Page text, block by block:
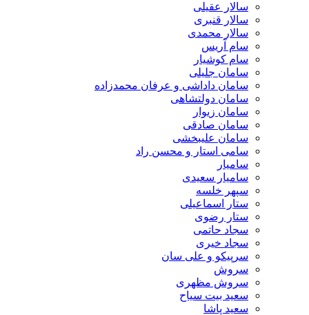
سالار عقیلی
سالار قنبری
سالار محمدی
سام آریس
سام کوشیار
سامان جلیلی
سامان داداشی و عرفان محمدزاده
سامان دولتشاهی
سامان زیوار
سامان صادقی
سامان علیبخشی
سامی استار و محسن راد
سامیار
سامیار سعیدی
سپهر خلسه
ستار اسماعیلی
ستار رضوی
سجاد حاتمی
سجاد خیری
سرپیکو و علی سان
سروش
سروش مظهری
سعید بیت سیاح
سعید پاشا